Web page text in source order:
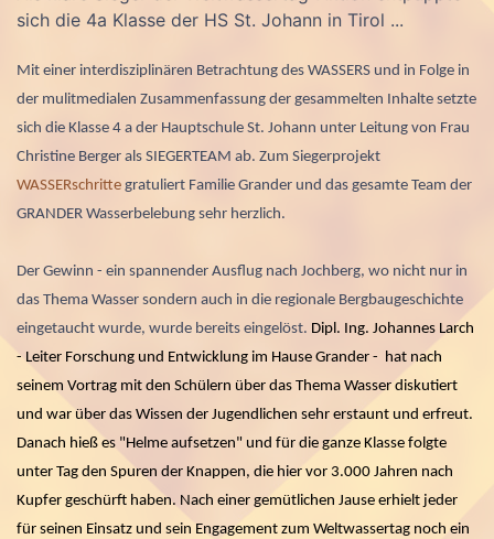
sich die 4a Klasse der HS St. Johann in Tirol ...
Mit einer interdisziplinären Betrachtung des WASSERS und in Folge in
der mulitmedialen Zusammenfassung der gesammelten Inhalte setzte
sich die Klasse 4 a der Hauptschule St. Johann unter Leitung von Frau
Christine Berger als SIEGERTEAM ab. Zum Siegerprojekt
WASSERschritte gratuliert Familie Grander und das gesamte Team der
GRANDER Wasserbelebung sehr herzlich.
Der Gewinn - ein spannender Ausflug nach Jochberg, wo nicht nur in
das Thema Wasser sondern auch in die regionale Bergbaugeschichte
eingetaucht wurde, wurde bereits eingelöst. Dipl. Ing. Johannes Larch
- Leiter Forschung und Entwicklung im Hause Grander - hat nach
seinem Vortrag mit den Schülern über das Thema Wasser diskutiert
und war über das Wissen der Jugendlichen sehr erstaunt und erfreut.
Danach hieß es "Helme aufsetzen" und für die ganze Klasse folgte
unter Tag den Spuren der Knappen, die hier vor 3.000 Jahren nach
Kupfer geschürft haben. Nach einer gemütlichen Jause erhielt jeder
für seinen Einsatz und sein Engagement zum Weltwassertag noch ein